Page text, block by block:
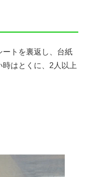
ートを裏返し、台紙
はとくに、2人以上